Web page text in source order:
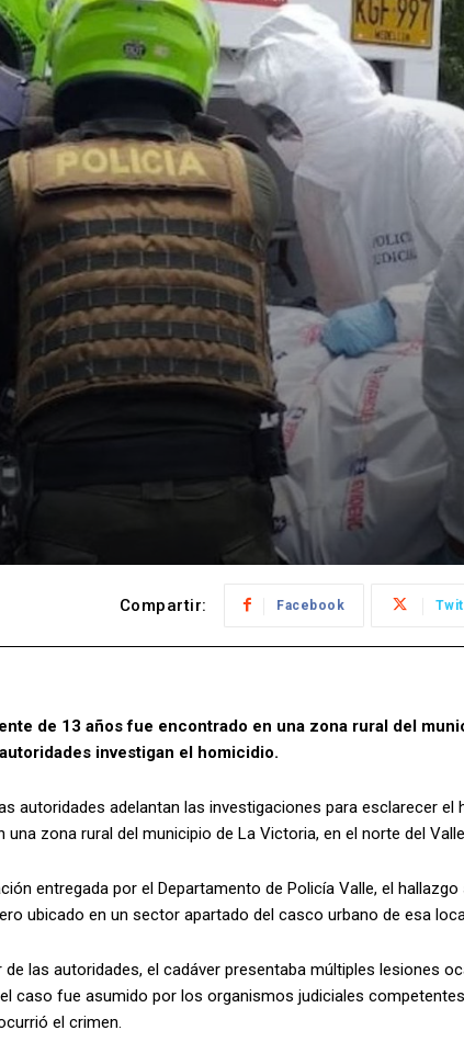
Compartir: Facebook
de 13 años fue encontrado en una zona rural del
investigan el homicidio.
autoridades adelantan las investigaciones para esclarecer
zona rural del municipio de La Victoria, en el norte del
entregada por el Departamento de Policía Valle, el
ubicado en un sector apartado del casco urbano de esa
de las autoridades, el cadáver presentaba múltiples lesiones
caso fue asumido por los organismos judiciales
el crimen.